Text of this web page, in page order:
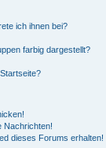
ich ihnen bei?
farbig dargestellt?
Nachrichten!
dieses Forums erhalten!